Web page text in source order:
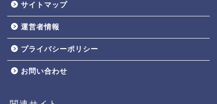
サイトマップ
運営者情報
プライバシーポリシー
お問い合わせ